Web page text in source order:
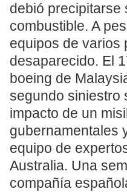
debió precipitarse
combustible. A
equipos de varios
desaparecido. El
boeing de
segundo siniestro
impacto de un
gubernamentales
equipo de
Australia. Una
compañía